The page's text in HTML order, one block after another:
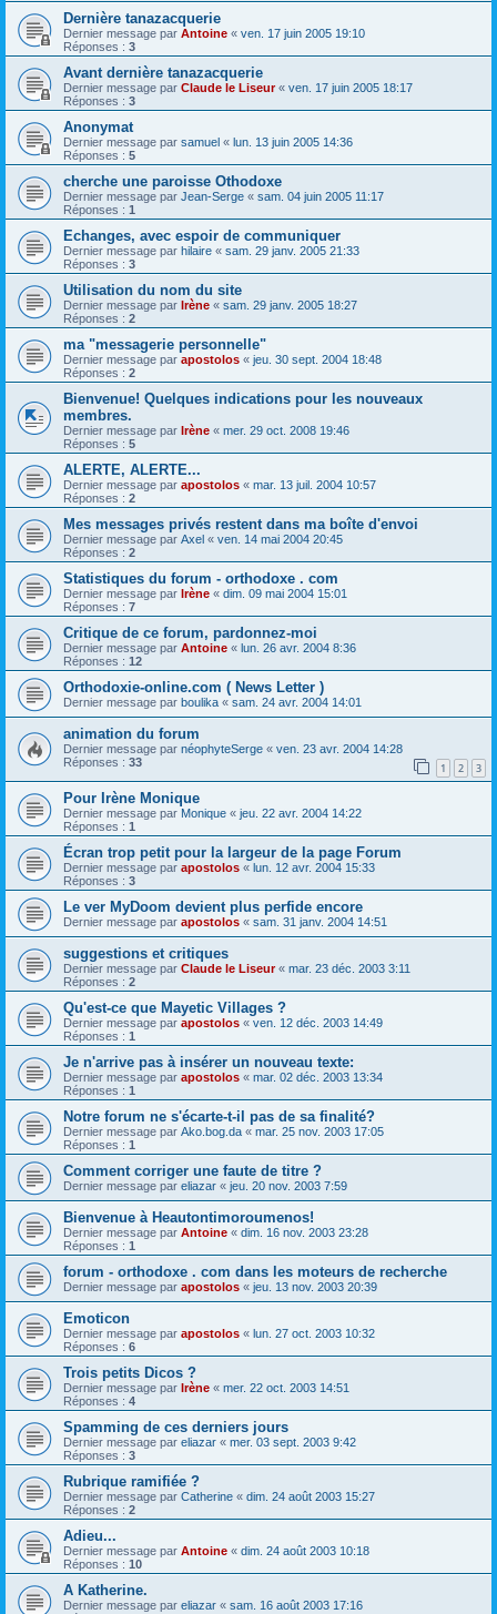
Dernière tanazacquerie
Dernier message par Antoine « ven. 17 juin 2005 19:10
Réponses : 3
Avant dernière tanazacquerie
Dernier message par Claude le Liseur« ven. 17 juin 2005 18:17
Réponses : 3
Anonymat
Dernier message par samuel « lun. 13 juin 2005 14:36
Réponses : 5
cherche une paroisse Othodoxe
Dernier message par Jean-Serge « sam. 04 juin 2005 11:17
Réponses : 1
Echanges, avec espoir de communiquer
Dernier message par hilaire « sam. 29 janv. 2005 21:33
Réponses : 3
Utilisation du nom du site
Dernier message par Irène « sam. 29 janv. 2005 18:27
Réponses : 2
ma "messagerie personnelle"
Dernier message par apostolos « jeu. 30 sept. 2004 18:48
Réponses : 2
Bienvenue! Quelques indications pour les nouveaux
membres.
Dernier message par Irène « mer. 29 oct. 2008 19:46
Réponses : 5
ALERTE, ALERTE...
Dernier message par apostolos « mar. 13 juil. 2004 10:57
Réponses : 2
Mes messages privés restent dans ma boîte d'envoi
Dernier message par Axel « ven. 14 mai 2004 20:45
Réponses : 2
Statistiques du forum - orthodoxe . com
Dernier message par Irène « dim. 09 mai 2004 15:01
Réponses : 7
Critique de ce forum, pardonnez-moi
Dernier message par Antoine « lun. 26 avr. 2004 8:36
Réponses : 12
Orthodoxie-online.com ( News Letter )
Dernier message par boulika « sam. 24 avr. 2004 14:01
animation du forum
Dernier message par néophyteSerge « ven. 23 avr. 2004 14:28
Réponses : 33 1 2 3
Pour Irène Monique
Dernier message par Monique « jeu. 22 avr. 2004 14:22
Réponses : 1
Écran trop petit pour la largeur de la page Forum
Dernier message par apostolos « lun. 12 avr. 2004 15:33
Réponses : 3
Le ver MyDoom devient plus perfide encore
Dernier message par apostolos « sam. 31 janv. 2004 14:51
suggestions et critiques
Dernier message par Claude le Liseur« mar. 23 déc. 2003 3:11
Réponses : 2
Qu'est-ce que Mayetic Villages ?
Dernier message par apostolos « ven. 12 déc. 2003 14:49
Réponses : 1
Je n'arrive pas à insérer un nouveau texte:
Dernier message par apostolos « mar. 02 déc. 2003 13:34
Réponses : 1
Notre forum ne s'écarte-t-il pas de sa finalité?
Dernier message par Ako.bog.da « mar. 25 nov. 2003 17:05
Réponses : 1
Comment corriger une faute de titre ?
Dernier message par eliazar « jeu. 20 nov. 2003 7:59
Bienvenue à Heautontimoroumenos!
Dernier message par Antoine « dim. 16 nov. 2003 23:28
Réponses : 1
forum - orthodoxe . com dans les moteurs de recherche
Dernier message par apostolos « jeu. 13 nov. 2003 20:39
Emoticon
Dernier message par apostolos « lun. 27 oct. 2003 10:32
Réponses : 6
Trois petits Dicos ?
Dernier message par Irène « mer. 22 oct. 2003 14:51
Réponses : 4
Spamming de ces derniers jours
Dernier message par eliazar « mer. 03 sept. 2003 9:42
Réponses : 3
Rubrique ramifiée ?
Dernier message par Catherine « dim. 24 août 2003 15:27
Réponses : 2
Adieu...
Dernier message par Antoine « dim. 24 août 2003 10:18
Réponses : 10
A Katherine.
Dernier message par eliazar « sam. 16 août 2003 17:16